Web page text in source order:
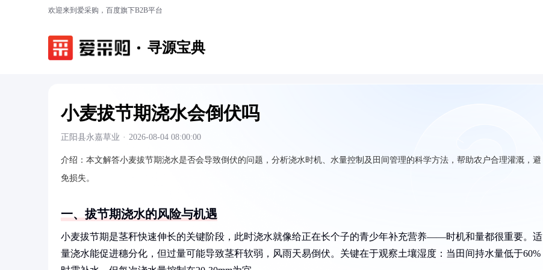
欢迎来到爱采购，百度旗下B2B平台
寻源宝典
小麦拔节期浇水会倒伏吗
正阳县永嘉草业 · 2026-08-04 08:00:00
介绍： 本文解答小麦拔节期浇水是否会导致倒伏的问题，分析浇水时机、水量控制及田间管理的科学方法，帮助农户合理灌溉，避
免损失。
一、拔节期浇水的风险与机遇
小麦拔节期是茎秆快速伸长的关键阶段，此时浇水就像给正在长个子的青少年补充营养——时机和量都很重要。适
量浇水能促进穗分化，但过量可能导致茎秆软弱，风雨天易倒伏。关键在于观察土壤湿度：当田间持水量低于60%